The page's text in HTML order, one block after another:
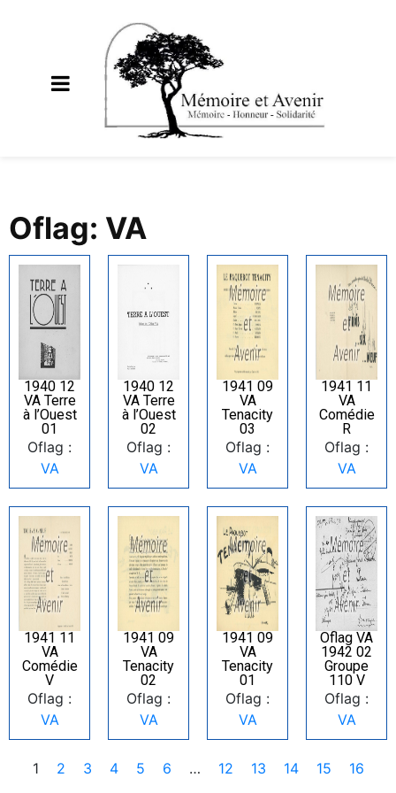
Oflag: VA
1940 12
VA Terre
à l’Ouest
01
Oflag :
VA
1940 12
VA Terre
à l’Ouest
02
Oflag :
VA
1941 09
VA
Tenacity
03
Oflag :
VA
1941 11
VA
Comédie
R
Oflag :
VA
1941 11
VA
Comédie
V
Oflag :
VA
1941 09
VA
Tenacity
02
Oflag :
VA
1941 09
VA
Tenacity
01
Oflag :
VA
Oflag VA
1942 02
Groupe
110 V
Oflag :
VA
1 2 3 4 5 6 … 12 13 14 15 16